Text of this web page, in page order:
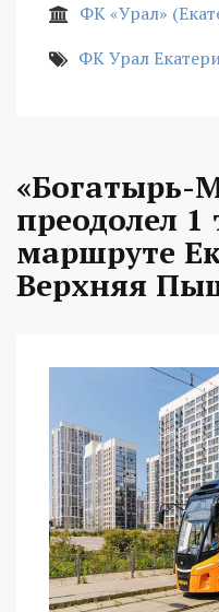
ФК «Урал»
ФК Урал
«Богатырь-
преодолел
маршруте
Верхняя